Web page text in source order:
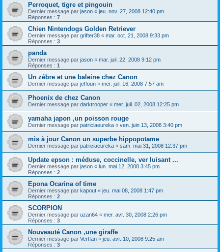
Perroquet, tigre et pingouin
Dernier message par jason « jeu. nov. 27, 2008 12:40 pm
Réponses : 7
Chien Nintendogs Golden Retriever
Dernier message par grifter38 « mar. oct. 21, 2008 9:33 pm
Réponses : 3
panda
Dernier message par jason « mar. juil. 22, 2008 9:12 pm
Réponses : 1
Un zébre et une baleine chez Canon
Dernier message par jeffoun « mer. juil. 16, 2008 7:57 am
Phoenix de chez Canon
Dernier message par darktrooper « mer. juil. 02, 2008 12:25 pm
yamaha japon ,un poisson rouge
Dernier message par patriciaeureka « ven. juin 13, 2008 3:40 pm
mis à jour Canon un superbe hippopotame
Dernier message par patriciaeureka « sam. mai 31, 2008 12:37 pm
Update epson : méduse, coccinelle, ver luisant ...
Dernier message par jason « lun. mai 12, 2008 3:45 pm
Réponses : 2
Epona Ocarina of time
Dernier message par kapout « jeu. mai 08, 2008 1:47 pm
Réponses : 2
SCORPION
Dernier message par uzan64 « mer. avr. 30, 2008 2:26 pm
Réponses : 3
Nouveauté Canon ,une giraffe
Dernier message par Vertfan « jeu. avr. 10, 2008 9:25 am
Réponses : 3